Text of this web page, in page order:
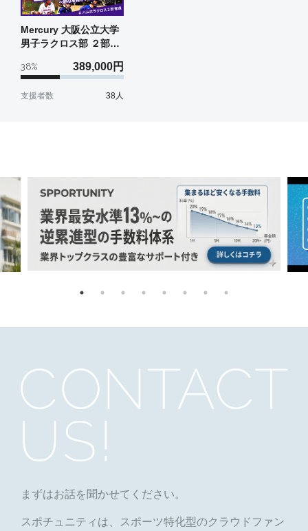
Mercury 大阪公立大学
男子ラクロス部 ２部奪
界を超えろ〜
38% 389,000円
支援者数 38 人
まずはお話を聞かせてください。
スポチュニティは、スポーツ特化型のクラウドファン